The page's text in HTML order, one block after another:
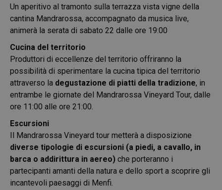
Un aperitivo al tramonto sulla terrazza vista vigne della
cantina Mandrarossa, accompagnato da musica live,
animerà la serata di sabato 22 dalle ore 19:00
Cucina del territorio
Produttori di eccellenze del territorio offriranno la
possibilità di sperimentare la cucina tipica del territorio
attraverso la degustazione di piatti della tradizione, in
entrambe le giornate del Mandrarossa Vineyard Tour, dalle
ore 11:00 alle ore 21:00.
Escursioni
Il Mandrarossa Vineyard tour metterà a disposizione
diverse tipologie di escursioni (a piedi, a cavallo, in
barca o addirittura in aereo) che porteranno i
partecipanti amanti della natura e dello sport a scoprire gli
incantevoli paesaggi di Menfi.